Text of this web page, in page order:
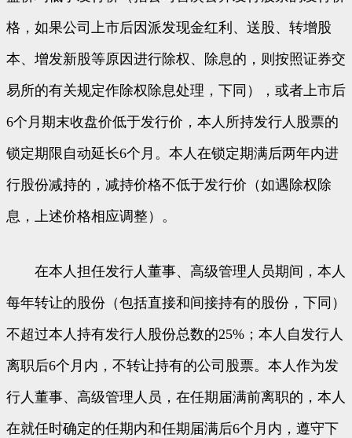
格，如果公司上市后因派发现金红利、送股、转增股
本、增发新股等原因进行除权、除息的，则按照证券交
易所的有关规定作除权除息处理，下同），或者上市后
6个月期末收盘价低于发行价，本人所持发行人股票的
锁定期限自动延长6个月。本人在锁定期满后两年内进
行股份减持的，减持价格不低于发行价（如遇除权除
息，上述价格相应调整）。
在本人担任发行人董事、高级管理人员期间，本人
每年转让的股份（包括直接和间接持有的股份，下同）
不超过本人持有发行人股份总数的25%；本人自发行人
离职后6个月内，不转让持有的公司股票。本人作为发
行人董事、高级管理人员，在任期届满前离职的，本人
在就任时确定的任期内和任期届满后6个月内，遵守下